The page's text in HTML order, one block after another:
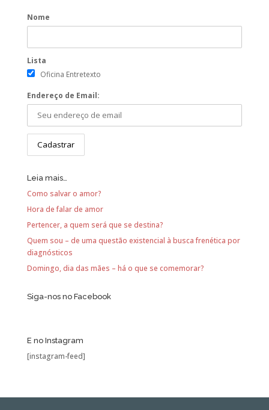
Nome
Lista
Oficina Entretexto
Endereço de Email:
Leia mais…
Como salvar o amor?
Hora de falar de amor
Pertencer, a quem será que se destina?
Quem sou – de uma questão existencial à busca frenética por
diagnósticos
Domingo, dia das mães – há o que se comemorar?
Siga-nos no Facebook
E no Instagram
[instagram-feed]